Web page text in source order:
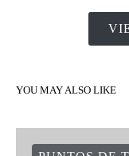
YOU MAY ALSO LIKE